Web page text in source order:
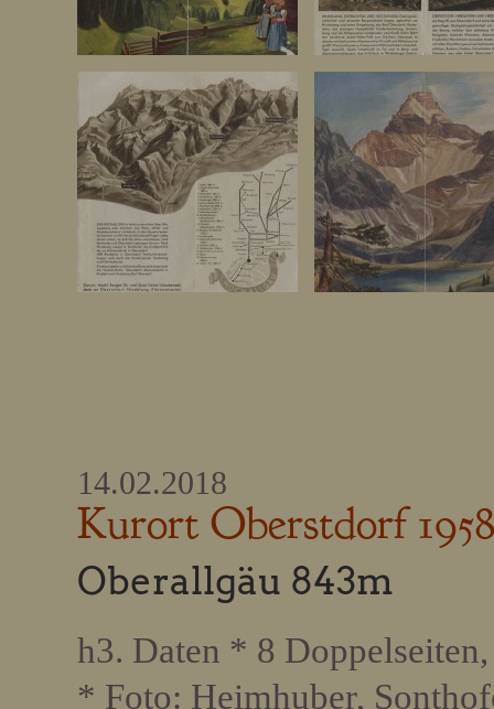
14.02.2018
Kurort Oberstdorf 1958
Oberallgäu 843m
h3. Daten * 8
* Foto: Heimhuber,